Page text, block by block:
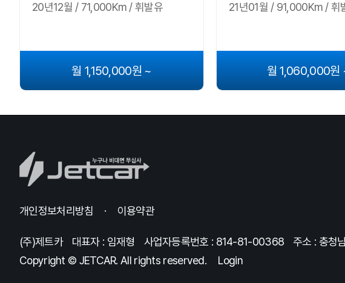
20년12월 / 71,000Km / 휘발유
월 1,150,000원 ~
21년01월 / 91,000Km / 휘
월 1,060,000원
개인정보처리방침 이용약관
(주)제트카 대표자 : 임재형 사업자등록번호 : 814-81-00368 주소 : 충청
Copyright © JETCAR. All rights reserved.
Login